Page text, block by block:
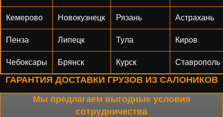
Кемерово Новокузнецк Рязань Астрахань
Пенза Липецк Тула Киров
Чебоксары Брянск Курск Ставрополь
ГАРАНТИЯ ДОСТАВКИ ГРУЗОВ ИЗ САЛОНИКОВ
Мы предлагаем выгодные условия
сотрудничества